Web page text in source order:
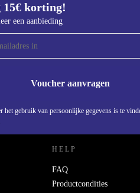
15€ korting!
een aanbieding
Voucher aanvragen
het gebruik van persoonlijke gegevens is te
nieuwsbrief en
NEW.
HELP
FAQ
Productcondities